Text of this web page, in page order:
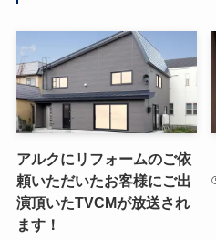
アルクにリフォームのご依
頼いただいたお客様にご出
演頂いたTVCMが放送され
ます！